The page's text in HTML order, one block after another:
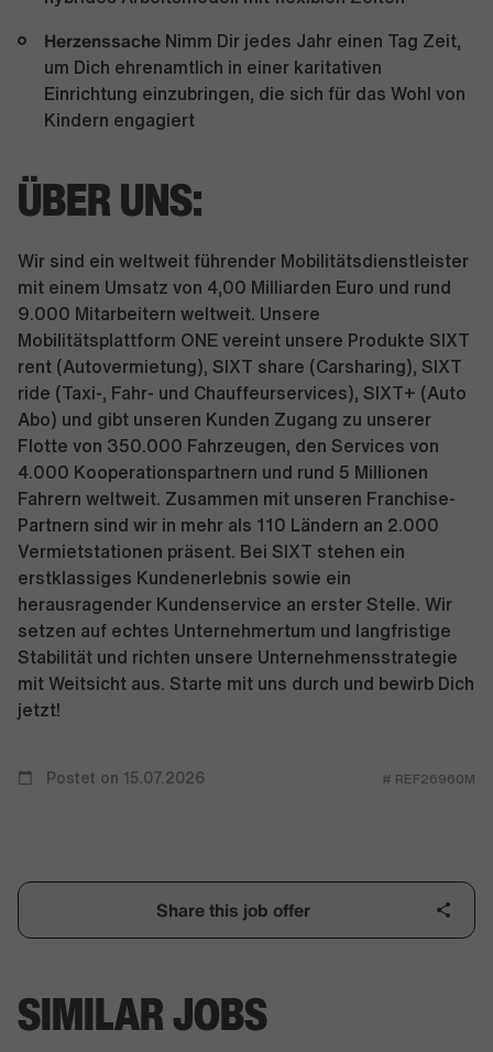
Herzenssache Nimm Dir jedes Jahr einen Tag Zeit,
um Dich ehrenamtlich in einer karitativen
Einrichtung einzubringen, die sich für das Wohl von
Kindern engagiert
ÜBER UNS:
Wir sind ein weltweit führender Mobilitätsdienstleister
mit einem Umsatz von 4,00 Milliarden Euro und rund
9.000 Mitarbeitern weltweit. Unsere
Mobilitätsplattform ONE vereint unsere Produkte SIXT
rent (Autovermietung), SIXT share (Carsharing), SIXT
ride (Taxi-, Fahr- und Chauffeurservices), SIXT+ (Auto
Abo) und gibt unseren Kunden Zugang zu unserer
Flotte von 350.000 Fahrzeugen, den Services von
4.000 Kooperationspartnern und rund 5 Millionen
Fahrern weltweit. Zusammen mit unseren Franchise-
Partnern sind wir in mehr als 110 Ländern an 2.000
Vermietstationen präsent. Bei SIXT stehen ein
erstklassiges Kundenerlebnis sowie ein
herausragender Kundenservice an erster Stelle. Wir
setzen auf echtes Unternehmertum und langfristige
Stabilität und richten unsere Unternehmensstrategie
mit Weitsicht aus. Starte mit uns durch und bewirb Dich
jetzt!
Postet on 15.07.2026 # REF26960M
Share this job offer
SIMILAR JOBS